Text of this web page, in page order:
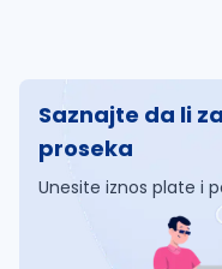
Saznajte da li
proseka
Unesite iznos plate i